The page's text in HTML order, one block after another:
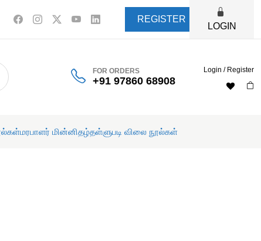
REGISTER
LOGIN
FOR ORDERS
+91 97860 68908
Login / Register
மரபாளர் மின்னிதழ்தள்ளுபடி விலை நூல்கள்